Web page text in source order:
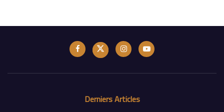
Derniers Articles